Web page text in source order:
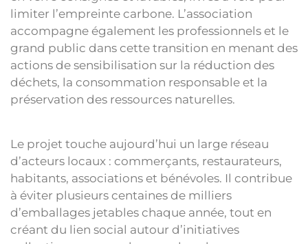
limiter l’empreinte carbone. L’association
accompagne également les professionnels et le
grand public dans cette transition en menant des
actions de sensibilisation sur la réduction des
déchets, la consommation responsable et la
préservation des ressources naturelles.
Le projet touche aujourd’hui un large réseau
d’acteurs locaux : commerçants, restaurateurs,
habitants, associations et bénévoles. Il contribue
à éviter plusieurs centaines de milliers
d’emballages jetables chaque année, tout en
créant du lien social autour d’initiatives